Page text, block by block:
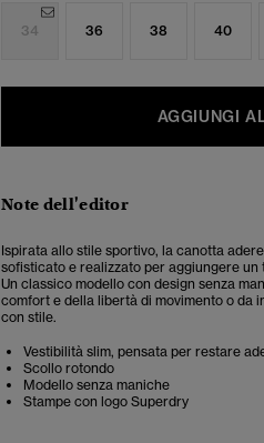
34 36 38 40
AGGIUNGI
Note dell'editor
Ispirata allo stile sportivo, la canotta
sofisticato e realizzato per aggiungere
Un classico modello con design senza
comfort e della libertà di movimento o da
con stile.
Vestibilità slim, pensata per restare
Scollo rotondo
Modello senza maniche
Stampe con logo Superdry